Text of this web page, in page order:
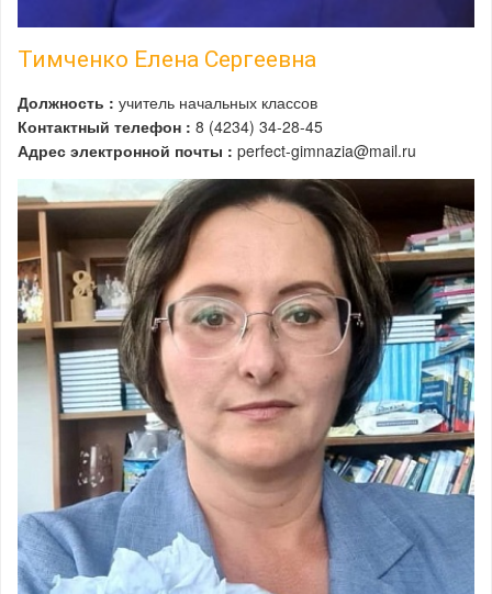
Тимченко Елена Сергеевна
Должность : учитель начальных классов
Контактный телефон : 8 (4234) 34-28-45
Адрес электронной почты : perfect-gimnazia@mail.ru